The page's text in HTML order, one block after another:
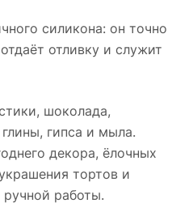
силикона: он точно
отливку и служит
шоколада,
гипса и мыла.
декора, ёлочных
тортов и
ручной работы.